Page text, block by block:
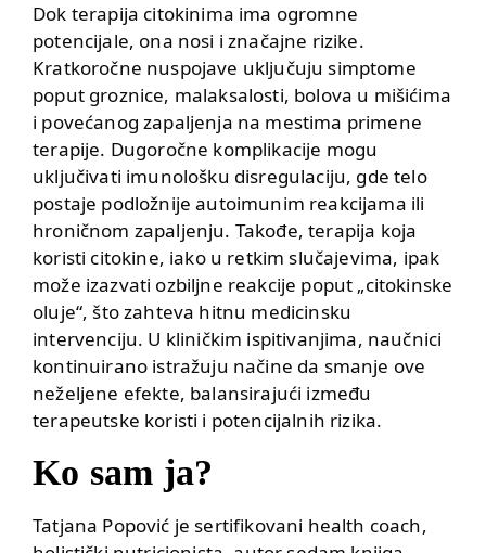
Dok terapija citokinima ima ogromne
potencijale, ona nosi i značajne rizike.
Kratkoročne nuspojave uključuju simptome
poput groznice, malaksalosti, bolova u mišićima
i povećanog zapaljenja na mestima primene
terapije. Dugoročne komplikacije mogu
uključivati imunološku disregulaciju, gde telo
postaje podložnije autoimunim reakcijama ili
hroničnom zapaljenju. Takođe, terapija koja
koristi citokine, iako u retkim slučajevima, ipak
može izazvati ozbiljne reakcije poput „citokinske
oluje“, što zahteva hitnu medicinsku
intervenciju. U kliničkim ispitivanjima, naučnici
kontinuirano istražuju načine da smanje ove
neželjene efekte, balansirajući između
terapeutske koristi i potencijalnih rizika.
Ko sam ja?
Tatjana Popović je sertifikovani health coach,